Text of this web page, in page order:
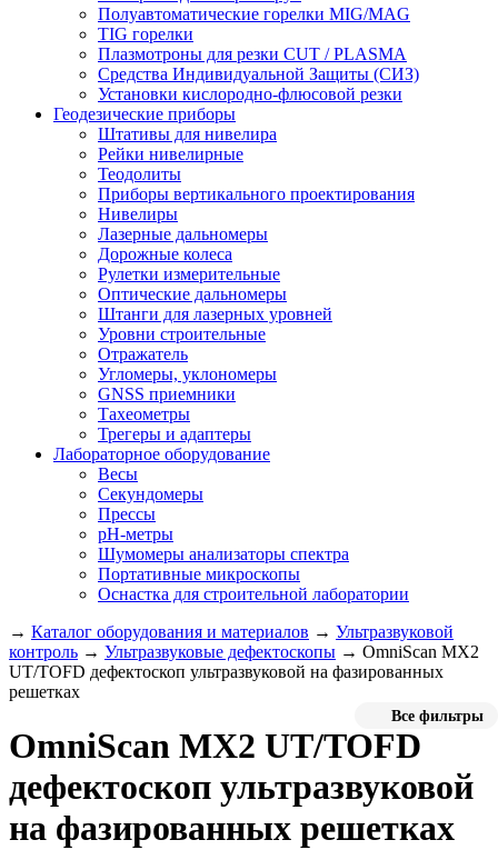
Полуавтоматические горелки MIG/MAG
TIG горелки
Плазмотроны для резки CUT / PLASMA
Средства Индивидуальной Защиты (СИЗ)
Установки кислородно-флюсовой резки
Геодезические приборы
Штативы для нивелира
Рейки нивелирные
Теодолиты
Приборы вертикального проектирования
Нивелиры
Лазерные дальномеры
Дорожные колеса
Рулетки измерительные
Оптические дальномеры
Штанги для лазерных уровней
Уровни строительные
Отражатель
Угломеры, уклономеры
GNSS приемники
Тахеометры
Трегеры и адаптеры
Лабораторное оборудование
Весы
Секундомеры
Прессы
pH-метры
Шумомеры анализаторы спектра
Портативные микроскопы
Оснастка для строительной лаборатории
→ Каталог оборудования и материалов → Ультразвуковой
контроль → Ультразвуковые дефектоскопы → OmniScan MX2
UT/TOFD дефектоскоп ультразвуковой на фазированных
решетках
Все фильтры
OmniScan MX2 UT/TOFD
дефектоскоп ультразвуковой
на фазированных решетках